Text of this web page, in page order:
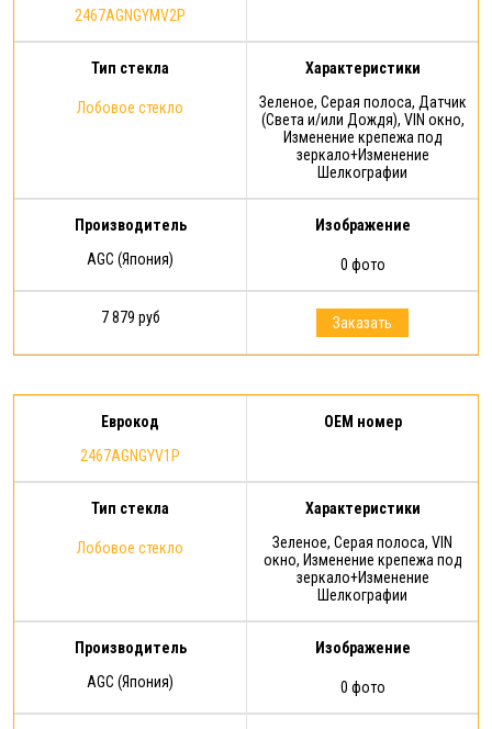
2467AGNGYMV2P
Тип стекла
Лобовое стекло
Характеристики
Зеленое, Серая полоса, Датчик
(Света и/или Дождя), VIN окно,
Изменение крепежа под
зеркало+Изменение
Шелкографии
Производитель
AGC (Япония)
Изображение
0 фото
7 879 руб Заказать
Еврокод
2467AGNGYV1P
OEM номер
Тип стекла
Лобовое стекло
Характеристики
Зеленое, Серая полоса, VIN
окно, Изменение крепежа под
зеркало+Изменение
Шелкографии
Производитель
AGC (Япония)
Изображение
0 фото